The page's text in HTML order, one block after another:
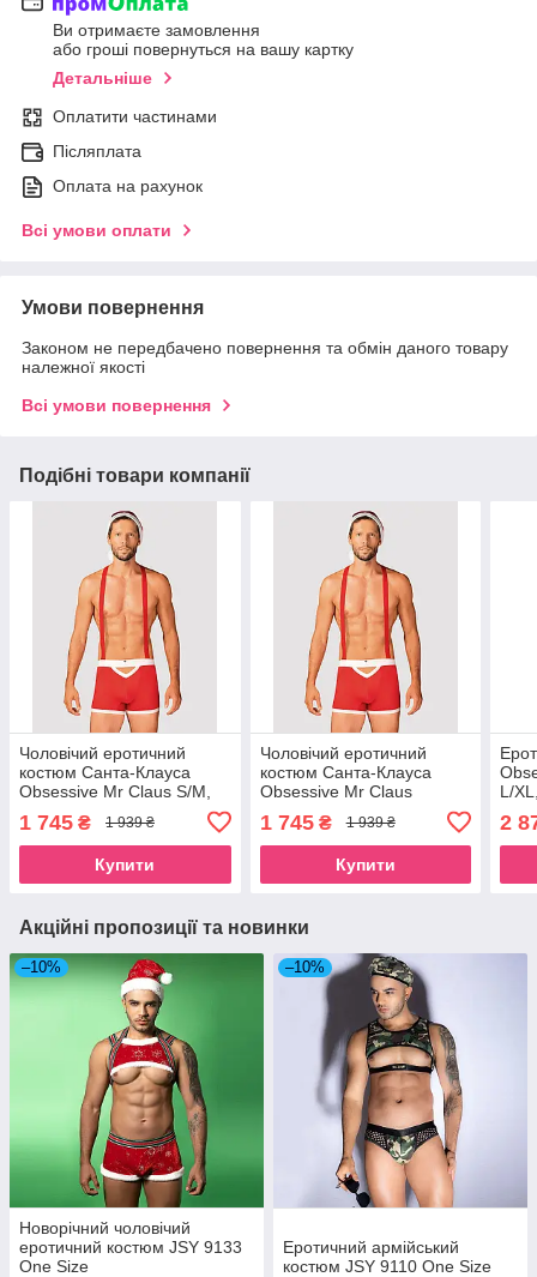
Ви отримаєте замовлення
або гроші повернуться на вашу картку
Детальніше
Оплатити частинами
Післяплата
Оплата на рахунок
Всі умови оплати
Умови повернення
Законом не передбачено повернення та обмін даного товару
належної якості
Всі умови повернення
Подібні товари компанії
Чоловічий еротичний
костюм Санта-Клауса
Obsessive Mr Claus S/M,
шапочка з помп SO7294
1 745 ₴ 1 939 ₴
Купити
Чоловічий еротичний
костюм Санта-Клауса
Obsessive Mr Claus
підтяжках, шапочка з
SO7296
1 745₴ 1 939 ₴
Купити
L/
2
Акційні пропозиції та новинки
–10%
Новорічний чоловічий
еротичний костюм JSY 9133
One Size
–10%
Еротичний армійський
костюм JSY 9110 One Size